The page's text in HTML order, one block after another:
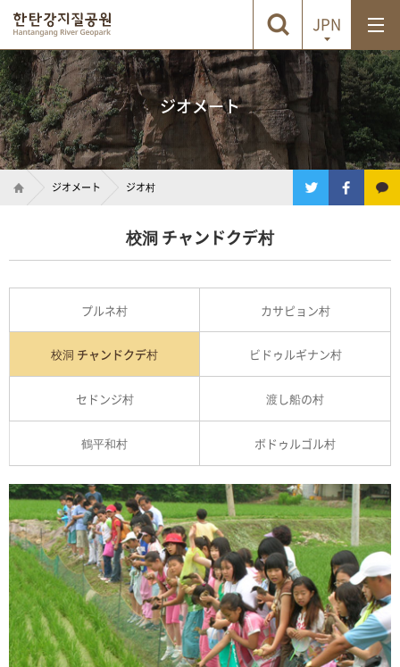
JPN
ジオメート
ジオメート ジオ村
校洞 チャンドクデ村
プルネ村 カサピョン村
校洞 チャンドクデ村 ビドゥルギナン村
セドンジ村 渡し船の村
鶴平和村 ボドゥルゴル村